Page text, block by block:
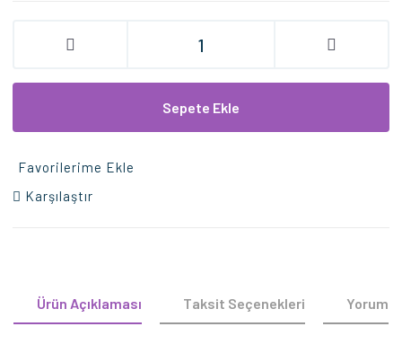
Sepete Ekle
Favorilerime Ekle
Karşılaştır
Ürün Açıklaması Taksit Seçenekleri